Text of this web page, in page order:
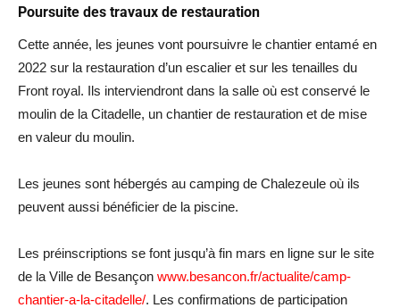
Poursuite des travaux de restauration
Cette année, les jeunes vont poursuivre le chantier entamé en
2022 sur la restauration d’un escalier et sur les tenailles du
Front royal. Ils interviendront dans la salle où est conservé le
moulin de la Citadelle, un chantier de restauration et de mise
en valeur du moulin.
Les jeunes sont hébergés au camping de Chalezeule où ils
peuvent aussi bénéficier de la piscine.
Les préinscriptions se font jusqu’à fin mars en ligne sur le site
de la Ville de Besançon www.besancon.fr/actualite/camp-
chantier-a-la-citadelle/. Les confirmations de participation